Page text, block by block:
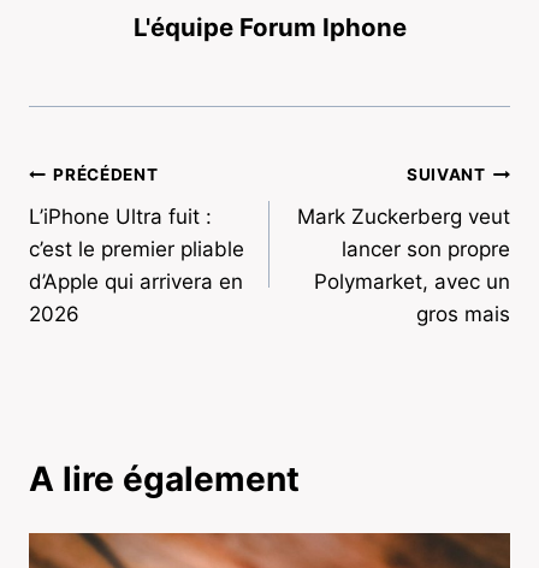
L'équipe Forum Iphone
Navigation
de
l’article
PRÉCÉDENT
L’iPhone Ultra fuit :
c’est le premier pliable
d’Apple qui arrivera en
2026
SUIVANT
Mark Zuckerberg veut
lancer son propre
Polymarket, avec un
gros mais
A lire également